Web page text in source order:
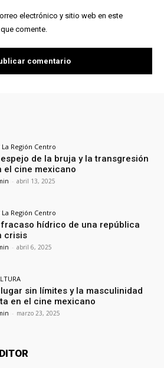
electrónico y sitio web en este
comente.
La Región Centro
espejo de la bruja y la transgresión
el cine mexicano
- abril 13, 2025
La Región Centro
fracaso hídrico de una república
crisis
- abril 6, 2025
lugar sin límites y la masculinidad
en el cine mexicano
- marzo 23, 2025